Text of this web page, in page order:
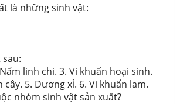
là những sinh vật:
sau:
linh chi. 3. Vi khuẩn hoại sinh.
cây. 5. Dương xỉ. 6. Vi khuẩn lam.
nhóm sinh vật sản xuất?